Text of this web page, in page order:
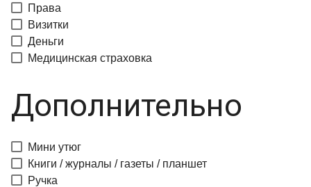
Права
Визитки
Деньги
Медицинская страховка
Дополнительно
Мини утюг
Книги / журналы / газеты / планшет
Ручка